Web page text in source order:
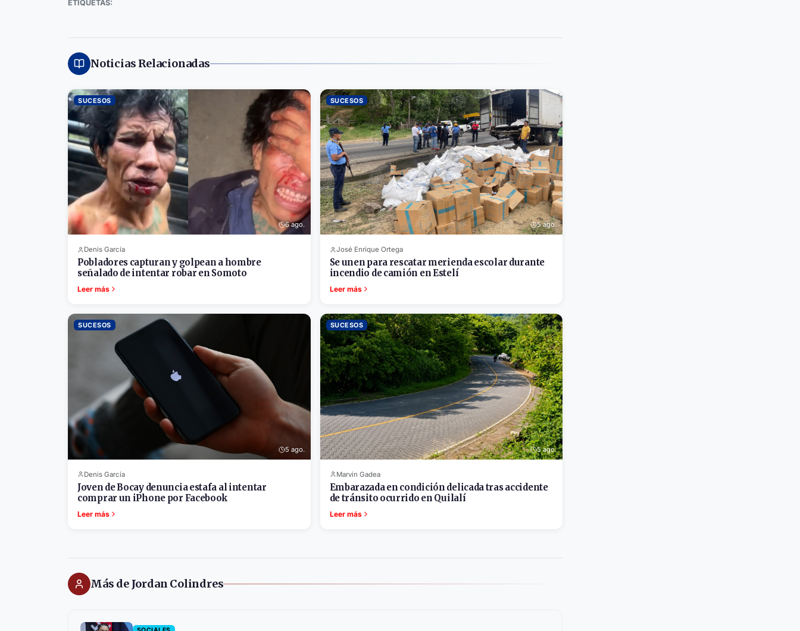
ETIQUETAS:
Noticias Relacionadas
SUCESOS
6 ago.
Denis García
Pobladores capturan y golpean a hombre
señalado de intentar robar en Somoto
Leer más
SUCESOS
5 ago.
José Enrique Ortega
Se unen para rescatar merienda escolar durante
incendio de camión en Estelí
Leer más
SUCESOS
5 ago.
Denis García
Joven de Bocay denuncia estafa al intentar
comprar un iPhone por Facebook
Leer más
SUCESOS
5 ago.
Marvin Gadea
Embarazada en condición delicada tras accidente
de tránsito ocurrido en Quilalí
Leer más
Más de Jordan Colindres